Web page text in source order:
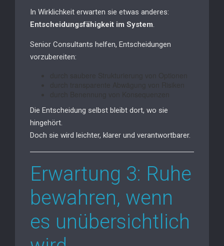
In Wirklichkeit erwarten sie etwas anderes:
Entscheidungsfähigkeit im System.
Senior Consultants helfen, Entscheidungen
vorzubereiten:
Die Entscheidung selbst bleibt dort, wo sie
hingehört.
Doch sie wird leichter, klarer und verantwortbarer.
Erwartung 3: Ruhe
bewahren, wenn
es unübersichtlich